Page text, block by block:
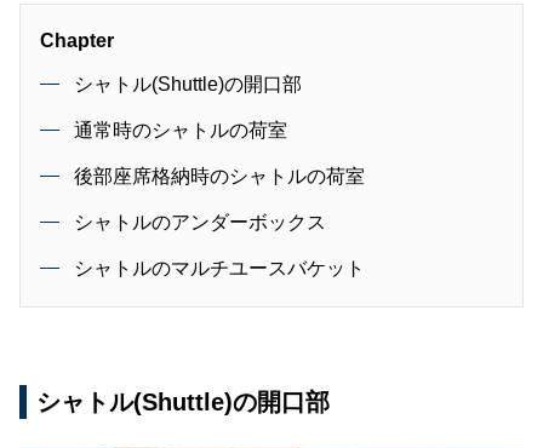
Chapter
シャトル(Shuttle)の開口部
通常時のシャトルの荷室
後部座席格納時のシャトルの荷室
シャトルのアンダーボックス
シャトルのマルチユースバケット
シャトル(Shuttle)の開口部